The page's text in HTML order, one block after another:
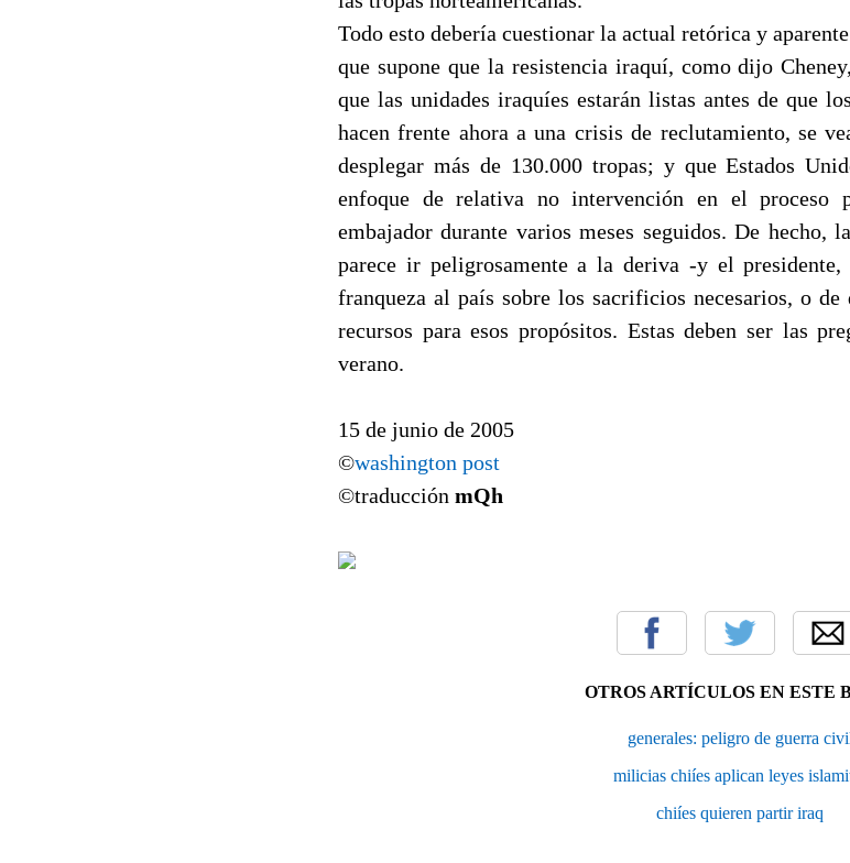
Todo esto debería cuestionar la actual retórica y
que supone que la resistencia iraquí, como dijo
que las unidades iraquíes estarán listas antes de que
hacen frente ahora a una crisis de reclutamiento, se
desplegar más de 130.000 tropas; y que Estados
enfoque de relativa no intervención en el proceso
embajador durante varios meses seguidos. De hecho,
parece ir peligrosamente a la deriva -y el
franqueza al país sobre los sacrificios necesarios, o
recursos para esos propósitos. Estas deben ser las
verano.
15 de junio de 2005
©washington post
©traducción mQh
OTROS ARTÍCULOS EN ESTE
generales: peligro de guerra
milicias chiíes aplican leyes
chiíes quieren partir iraq